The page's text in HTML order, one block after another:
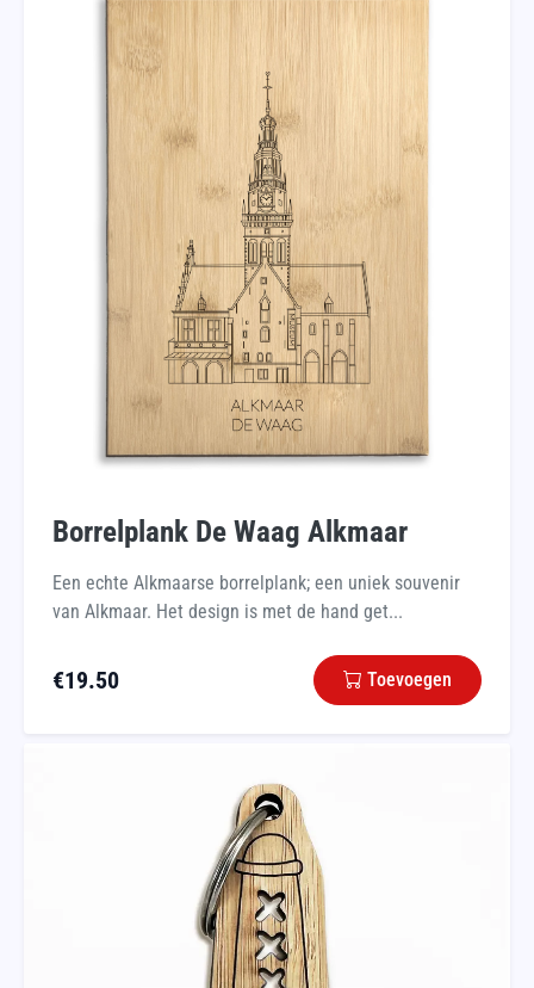
Borrelplank De Waag Alkmaar
Een echte Alkmaarse borrelplank; een uniek souvenir
van Alkmaar. Het design is met de hand get...
€19.50 Toevoegen